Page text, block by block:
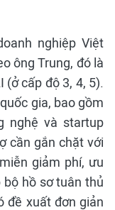
nghiệp Việt
ông Trung, đó là
cấp độ 3, 4, 5).
gia, bao gồm
nghệ và startup
cần gắn chặt với
giảm phí, ưu
hồ sơ tuân thủ
đề xuất đơn giản